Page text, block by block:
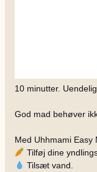
10 minutter.
God mad behøver
Med Uhhmami Easy
Tilføj dine
Tilsæt vand.